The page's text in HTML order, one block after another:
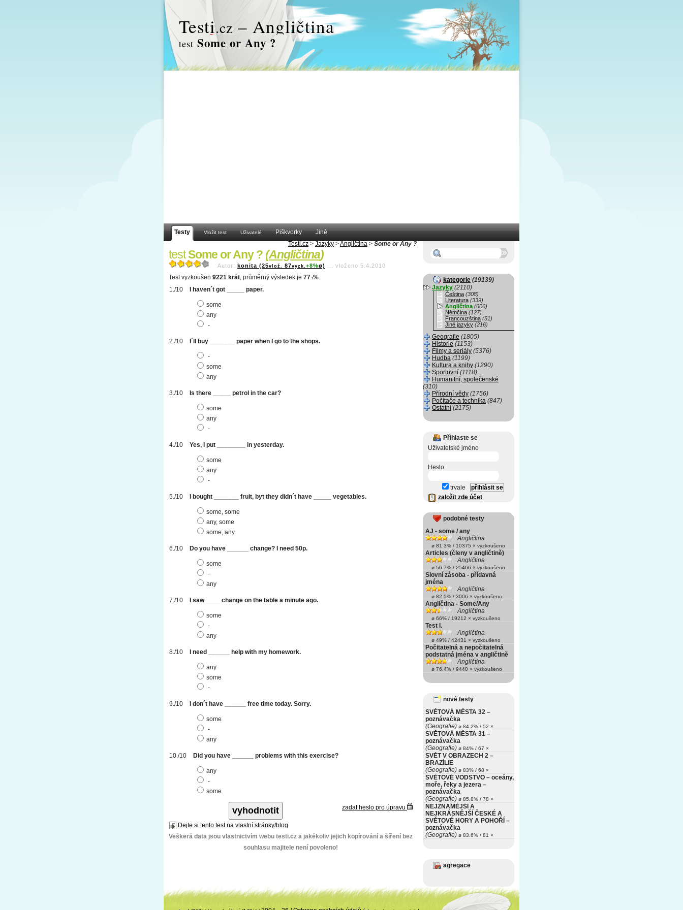
Testi.cz – Angličtina
test Some or Any ?
Testy Vložit test Uživatelé Piškvorky
Jiné
Testi.cz > Jazyky >Angličtina > Some or Any ?
testSome or Any ?(Angličtina)
Autor: konita (25vlož. 87vyzk. +8%ø) vloženo 5.4.2010
Test vyzkoušen 9221 krát, průměrný výsledek je 77 .1%.
I haven´t got _____ paper.
some
any
-
I´ll buy _______ paper when I go to the shops.
-
some
any
Is there _____ petrol in the car?
some
any
-
Yes, I put ________ in yesterday.
some
any
-
I bought _______ fruit, byt they didn´t have _____ vegetables.
some, some
any, some
some, any
Do you have ______ change? I need 50p.
some
-
any
I saw ____ change on the table a minute ago.
some
-
any
I need ______ help with my homework.
any
some
-
I don´t have ______ free time today. Sorry.
some
-
any
Did you have ______ problems with this exercise?
any
-
some
zadat heslo pro úpravu
Dejte si tento test na vlastní stránky/blog
Veškerá data jsou vlastnictvím webu testi.cz a jakékoliv jejich kopírování a šíření bez
souhlasu majitele není povoleno!
kategorie (19139)
Jazyky (2110)
Čeština (308)
Literatura (339)
Angličtina (606)
Němčina (127)
Francouzština (51)
Jiné jazyky (216)
Geografie (1805)
Historie (1153)
Filmy a seriály (5376)
Hudba (1199)
Kultura a knihy (1290)
Sportovní (1118)
Humanitní, společenské
(310)
Přírodní vědy (1756)
Počítače a technika (847)
Ostatní (2175)
Přihlaste se
Uživatelské jméno
Heslo
trvale
založit zde účet
podobné testy
AJ - some / any
Angličtina
ø 81.3% / 10375 × vyzkoušeno
Articles (členy v angličtině)
Angličtina
ø 56.7% / 25466 × vyzkoušeno
Slovní zásoba - přídavná
jména
Angličtina
ø 82.5% / 3006 × vyzkoušeno
Angličtina - Some/Any
Angličtina
ø 66% / 19212 × vyzkoušeno
Test I.
Angličtina
ø 49% / 42431 × vyzkoušeno
Počitatelná a nepočitatelná
podstatná jména v angličtině
Angličtina
ø 76.4% / 9440 × vyzkoušeno
nové testy
SVĚTOVÁ MĚSTA 32 –
poznávačka
(Geografie) ø 84.2% / 52 ×
SVĚTOVÁ MĚSTA 31 –
poznávačka
(Geografie) ø 84% / 67 ×
SVĚT V OBRAZECH 2 –
BRAZÍLIE
(Geografie) ø 83% / 68 ×
SVĚTOVÉ VODSTVO – oceány,
moře, řeky a jezera –
poznávačka
(Geografie) ø 85.8% / 78 ×
NEJZNÁMĚJŠÍ A
NEJKRÁSNĚJŠÍ ČESKÉ A
SVĚTOVÉ HORY A POHOŘÍ –
poznávačka
(Geografie) ø 83.6% / 81 ×
agregace